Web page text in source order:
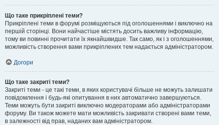
Що таке прикріплені теми?
Прикріплені теми в форумі розміщуються під оголошеннями і виключно на
першій сторінці. Вони найчастіше містять досить важливу інформацію,
тому ви повинні прочитати їх якнайшвидше. Так само, як і з оголошеннями,
можливість створення вами прикріплених тем надається адміністратором.
Догори
Що таке закриті теми?
Закриті теми - це такі теми, в яких користувачі більше не можуть залишати
повідомлення і будь-які опитування в них автоматично завершуються.
Теми можуть бути закриті виключно модераторами або адміністраторами
форуму. Ви також можете мати можливість закривати створені вами теми,
в залежності від прав, наданих вам адміністратором.